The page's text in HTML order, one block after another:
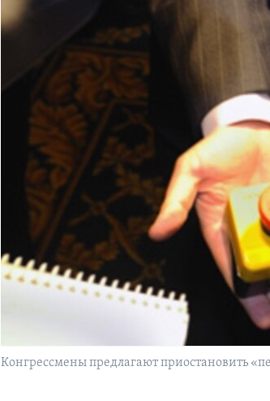
Конгрессмены предлагают приостановить